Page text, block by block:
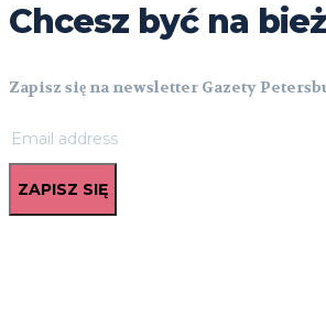
Chcesz być na
Zapisz się na newsletter Gazety
ZAPISZ SIĘ